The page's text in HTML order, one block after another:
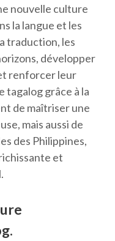
nouvelle culture
la langue et les
traduction, les
développer
renforcer leur
tagalog grâce à la
de maîtriser une
mais aussi de
des Philippines,
et